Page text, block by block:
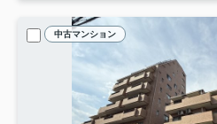
中古マンション